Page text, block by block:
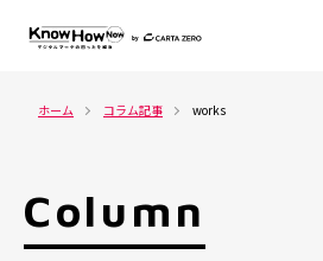
ホーム コラム記事 works
Column